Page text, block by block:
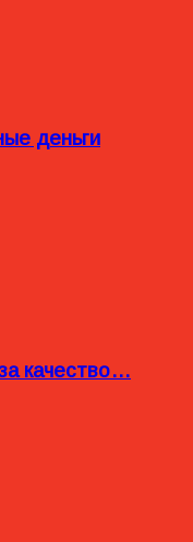
деньги
качество…